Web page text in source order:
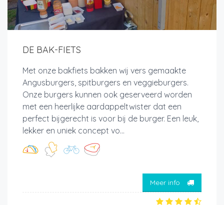
DE BAK-FIETS
Met onze bakfiets bakken wij vers gemaakte
Angusburgers, spitburgers en veggieburgers.
Onze burgers kunnen ook geserveerd worden
met een heerlijke aardappeltwister dat een
perfect bijgerecht is voor bij de burger. Een leuk,
lekker en uniek concept vo...
Meer info